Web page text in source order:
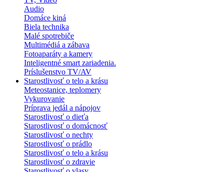
Audio
Domáce kiná
Biela technika
Malé spotrebiče
Multimédiá a zábava
Fotoaparáty a kamery
Inteligentné smart zariadenia.
Príslušenstvo TV/AV
Starostlivosť o telo a krásu
Meteostanice, teplomery
Vykurovanie
Príprava jedál a nápojov
Starostlivosť o dieťa
Starostlivosť o domácnosť
Starostlivosť o nechty
Starostlivosť o prádlo
Starostlivosť o telo a krásu
Starostlivosť o zdravie